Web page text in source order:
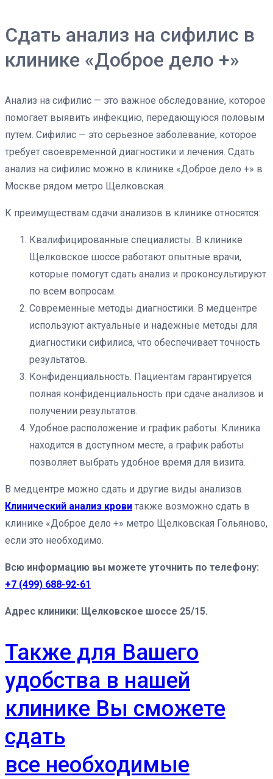
Сдать анализ на сифилис в
клинике «Доброе дело +»
Анализ на сифилис — это важное обследование, которое
помогает выявить инфекцию, передающуюся половым
путем. Сифилис — это серьезное заболевание, которое
требует своевременной диагностики и лечения. Сдать
анализ на сифилис можно в клинике «Доброе дело +» в
Москве рядом метро Щелковская.
К преимуществам сдачи анализов в клинике относятся:
Квалифицированные специалисты. В клинике
Щелковское шоссе работают опытные врачи,
которые помогут сдать анализ и проконсультируют
по всем вопросам.
Современные методы диагностики. В медцентре
используют актуальные и надежные методы для
диагностики сифилиса, что обеспечивает точность
результатов.
Конфиденциальность. Пациентам гарантируется
полная конфиденциальность при сдаче анализов и
получении результатов.
Удобное расположение и график работы. Клиника
находится в доступном месте, а график работы
позволяет выбрать удобное время для визита.
В медцентре можно сдать и другие виды анализов.
Клинический анализ крови также возможно сдать в
клинике «Доброе дело +» метро Щелковская Гольяново,
если это необходимо.
Всю информацию вы можете уточнить по телефону:
+7 (499) 688-92-61
Адрес клиники: Щелковское шоссе 25/15.
Также для Вашего
удобства в нашей
клинике Вы сможете
сдать
все необходимые